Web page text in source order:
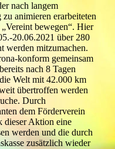
nach langem
animieren erarbeiteten
bewegen“. Hier
20.06.2021 über 280
werden mitzumachen.
konform gemeinsam
nach 8 Tagen
Welt mit 42.000 km
übertroffen werden
Durch
dem Förderverein
dieser Aktion eine
werden und die durch
zusätzlich wieder